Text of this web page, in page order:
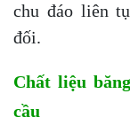
chu đáo liên
đối.
Chất liệu
cầu